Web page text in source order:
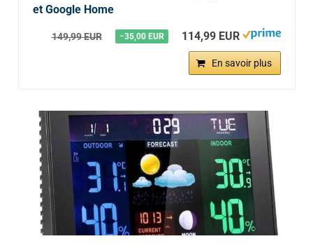
et Google Home
149,99 EUR −35,00 EUR 114,99 EUR
En savoir plus